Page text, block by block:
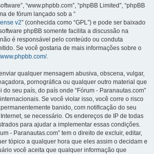
“www.phpbb.com”, “phpBB Limited”, “phpBB
de fórum lançado sob a “
v2” (conhecida como “GPL”) e pode ser baixado
phpBB somente facilita a discussão na
é responsável pelo conteúdo ou conduta
Se você gostaria de mais informações sobre o
.
qualquer mensagem abusiva, obscena, vulgar,
pornográfica ou qualquer outro material que
seu país, do país onde “Fórum - Paranautas.com”
Se você violar isso, você corre o risco
banido, com notificação do seu
se necessário. Os endereços de IP de todas
para ajudar a implementar essas condições.
- Paranautas.com” tem o direito de excluir, editar,
tópico a qualquer hora que eles assim o decidam e
você aceita que qualquer informação que